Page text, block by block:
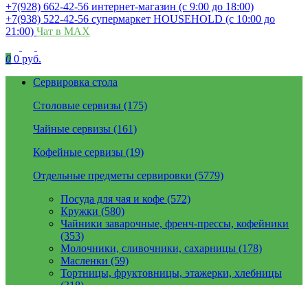
+7(928) 662-42-56 интернет-магазин (с 9:00 до 18:00)
+7(938) 522-42-56 супермаркет HOUSEHOLD (с 10:00 до
21:00) Чат в MAX
0 0 руб.
Сервировка стола
Столовые сервизы (175)
Чайные сервизы (161)
Кофейные сервизы (19)
Отдельные предметы сервировки (5779)
Посуда для чая и кофе (572)
Кружки (580)
Чайники заварочные, френч-прессы, кофейники
(353)
Молочники, сливочники, сахарницы (178)
Масленки (59)
Тортницы, фруктовницы, этажерки, хлебницы